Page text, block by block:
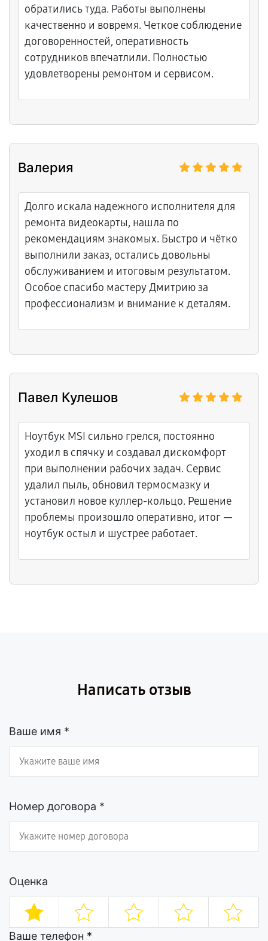
обратились туда. Работы выполнены
качественно и вовремя. Четкое соблюдение
договоренностей, оперативность
сотрудников впечатлили. Полностью
удовлетворены ремонтом и сервисом.
Валерия
Долго искала надежного исполнителя для
ремонта видеокарты, нашла по
рекомендациям знакомых. Быстро и чётко
выполнили заказ, остались довольны
обслуживанием и итоговым результатом.
Особое спасибо мастеру Дмитрию за
профессионализм и внимание к деталям.
Павел Кулешов
Ноутбук MSI сильно грелся, постоянно
уходил в спячку и создавал дискомфорт
при выполнении рабочих задач. Сервис
удалил пыль, обновил термосмазку и
установил новое куллер-кольцо. Решение
проблемы произошло оперативно, итог —
ноутбук остыл и шустрее работает.
Написать отзыв
Ваше имя *
Номер договора *
Оценка
Ваше телефон *